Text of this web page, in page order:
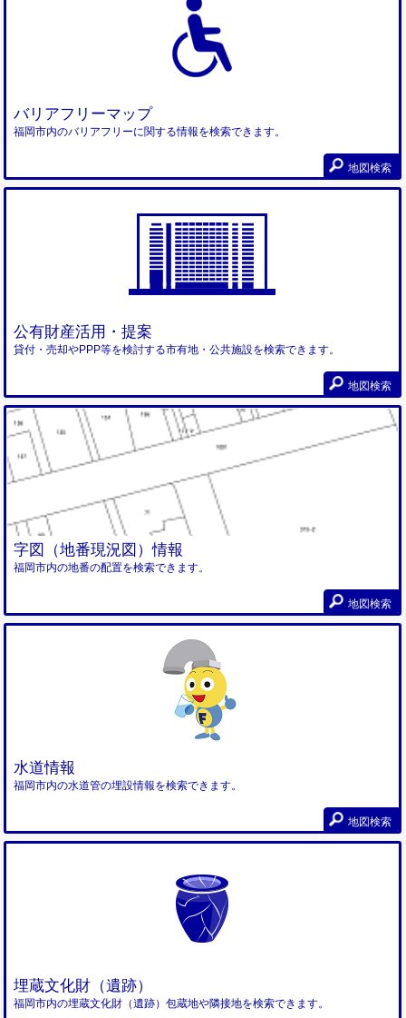
バリアフリーマップ
福岡市内のバリアフリーに関する情報を検索できます。
地図検索
公有財産活用・提案
貸付・売却やPPP等を検討する市有地・公共施設を検索できます。
地図検索
字図（地番現況図）情報
福岡市内の地番の配置を検索できます。
地図検索
水道情報
福岡市内の水道管の埋設情報を検索できます。
地図検索
埋蔵文化財（遺跡）
福岡市内の埋蔵文化財（遺跡）包蔵地や隣接地を検索できます。